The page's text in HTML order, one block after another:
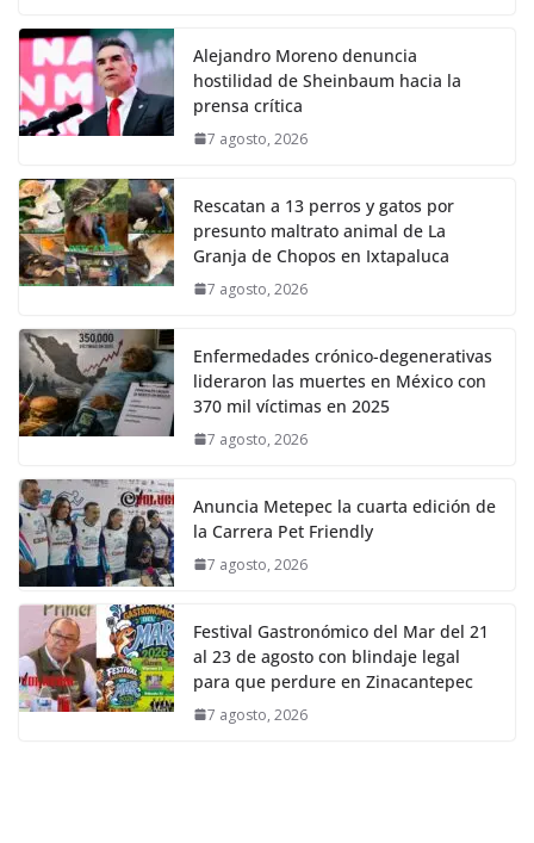
Alejandro Moreno denuncia
hostilidad de Sheinbaum hacia la
prensa crítica
7 agosto, 2026
Rescatan a 13 perros y gatos por
presunto maltrato animal de La
Granja de Chopos en Ixtapaluca
7 agosto, 2026
Enfermedades crónico-degenerativas
lideraron las muertes en México con
370 mil víctimas en 2025
7 agosto, 2026
Anuncia Metepec la cuarta edición de
la Carrera Pet Friendly
7 agosto, 2026
Festival Gastronómico del Mar del 21
al 23 de agosto con blindaje legal
para que perdure en Zinacantepec
7 agosto, 2026